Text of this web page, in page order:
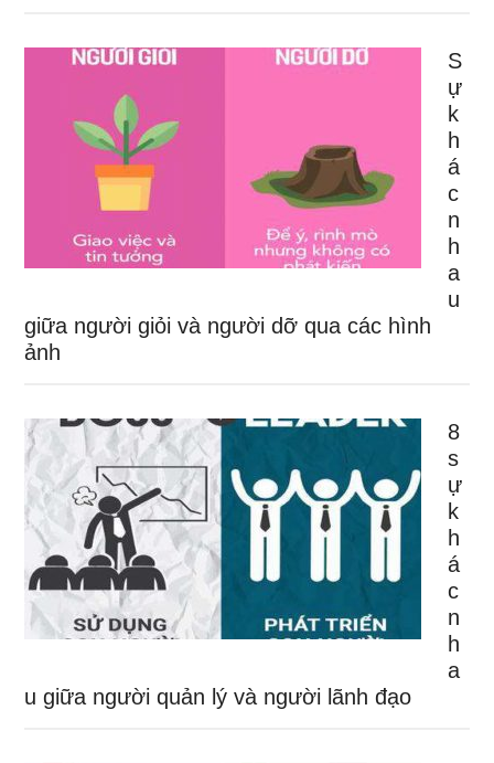
S
ự
k
h
á
c
n
h
a
u
giữa người giỏi và người dỡ qua các hình
ảnh
8
s
ự
k
h
á
c
n
h
a
u giữa người quản lý và người lãnh đạo